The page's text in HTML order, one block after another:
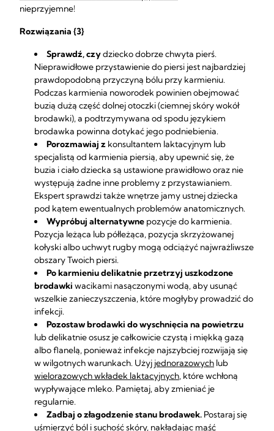
nieprzyjemne!
Rozwiązania {3}
Sprawdź, czydziecko dobrze chwyta pierś.
Nieprawidłowe przystawienie do piersi jest najbardziej
prawdopodobną przyczyną bólu przy karmieniu.
Podczas karmienia noworodek powinien obejmować
buzią dużą część dolnej otoczki (ciemnej skóry wokół
brodawki), a podtrzymywana od spodu językiem
brodawka powinna dotykać jego podniebienia.
Porozmawiaj z konsultantem laktacyjnym lub
specjalistą od karmienia piersią,aby upewnić się, że
buzia i ciało dziecka są ustawione prawidłowo oraz nie
występują żadne inne problemy z przystawianiem.
Ekspert sprawdzi także wnętrze jamy ustnej dziecka
pod kątem ewentualnych problemów anatomicznych.
Wypróbuj alternatywne pozycje do karmienia.
Pozycja leżąca lub półleżąca, pozycja skrzyżowanej
kołyski albo uchwyt rugby mogą odciążyć najwrażliwsze
obszary Twoich piersi.
Po karmieniu delikatnie przetrzyj uszkodzone
brodawki wacikami nasączonymi wodą, aby usunąć
wszelkie zanieczyszczenia, które mogłyby prowadzić do
infekcji.
Pozostaw brodawki do wyschnięcia na powietrzu
lub delikatnie osusz je całkowicie czystą i miękką gazą
albo flanelą, ponieważ infekcje najszybciej rozwijają się
w wilgotnych warunkach. Użyj jednorazowych lub
wielorazowych wkładek laktacyjnych, które wchłoną
wypływające mleko. Pamiętaj, aby zmieniać je
regularnie.
Zadbaj o złagodzenie stanu brodawek. Postaraj się
uśmierzyć ból i suchość skóry, nakładając maść